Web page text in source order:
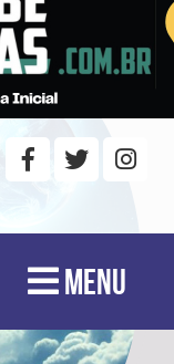
MENU